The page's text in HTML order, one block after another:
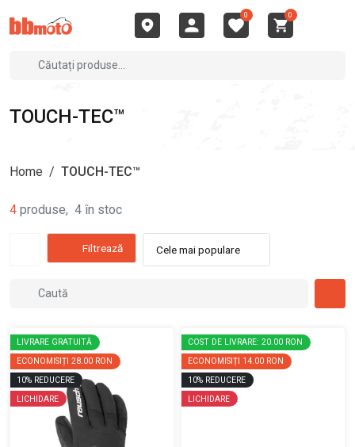
0 0
TOUCH-TEC™
Home / TOUCH-TEC™
4 produse, 4 în stoc
Filtrează Cele mai populare
LIVRARE GRATUITĂ
ECONOMISIȚI 28.00 RON
10% REDUCERE
LICHIDARE
COST DE LIVRARE: 20.00 RON
ECONOMISIȚI 14.00 RON
10% REDUCERE
LICHIDARE